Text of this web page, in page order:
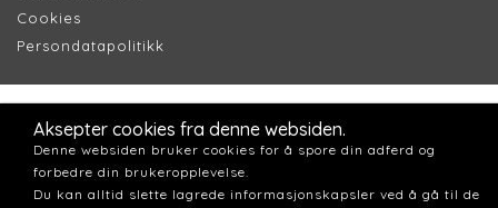
Cookies
Persondatapolitikk
Aksepter cookies fra denne websiden.
Denne websiden bruker cookies for å spore din adferd og
forbedre din brukeropplevelse.
Du kan alltid slette lagrede informasjonskapsler ved å gå til de